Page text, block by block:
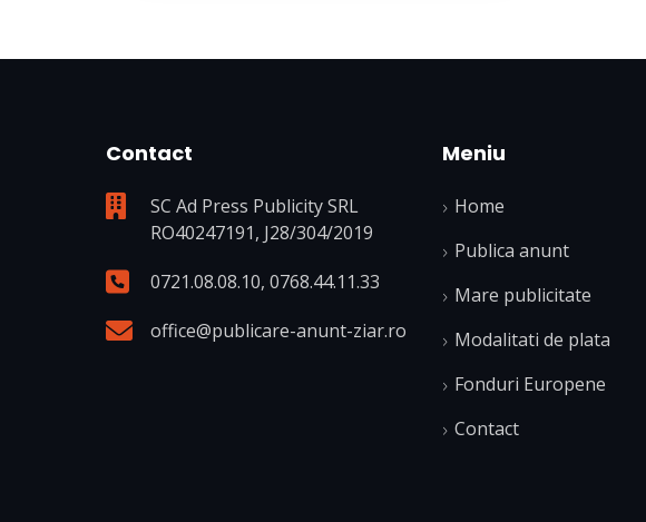
Contact
SC Ad Press Publicity SRL
RO40247191, J28/304/2019
0721.08.08.10, 0768.44.11.33
office@publicare-anunt-ziar.ro
Meniu
Home
Publica anunt
Mare publicitate
Modalitati de plata
Fonduri Europene
Contact